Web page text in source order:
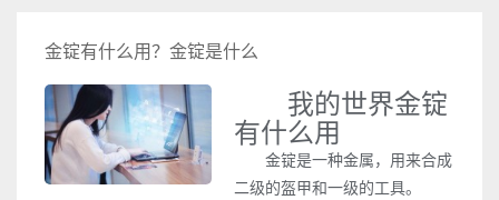
金锭有什么用？金锭是什么
我的世界金锭
有什么用
金锭是一种金属，用来合成
二级的盔甲和一级的工具。